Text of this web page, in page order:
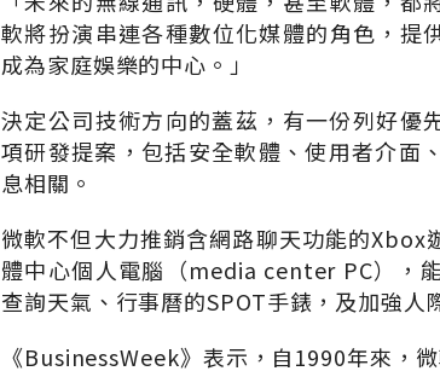
軟將扮演串連各種數位化媒體的角色，
成為家庭娛樂的中心。」
決定公司技術方向的蓋茲，有一份列好
項研發提案，包括安全軟體、使用者介面
息相關。
微軟不但大力推銷含網路聊天功能的
體中心個人電腦（media center PC），
查詢天氣、行事曆的SPOT手錶，及加強人
《BusinessWeek》表示，自1990年來，